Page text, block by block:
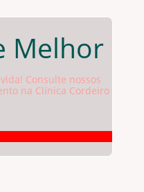
Melhor
Consulte nossos
na Clínica Cordeiro